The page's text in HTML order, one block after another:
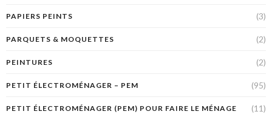
PAPIERS PEINTS (3)
PARQUETS & MOQUETTES (2)
PEINTURES (2)
PETIT ÉLECTROMÉNAGER – PEM (95)
PETIT ÉLECTROMÉNAGER (PEM) POUR FAIRE LE MÉNAGE (11)